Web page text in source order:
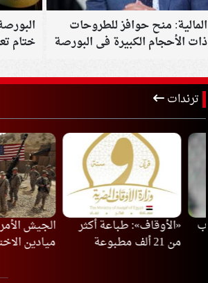
المالية: منح حوافز للطروحات
ذات الأحجام الكبيرة فى البورصة
ختام
ترندات
«الأوقاف»: طباعة أكثر
من 21 ألف مطبوعة
الجيش الأمريكي
ميادين
تطوير الصواريخ